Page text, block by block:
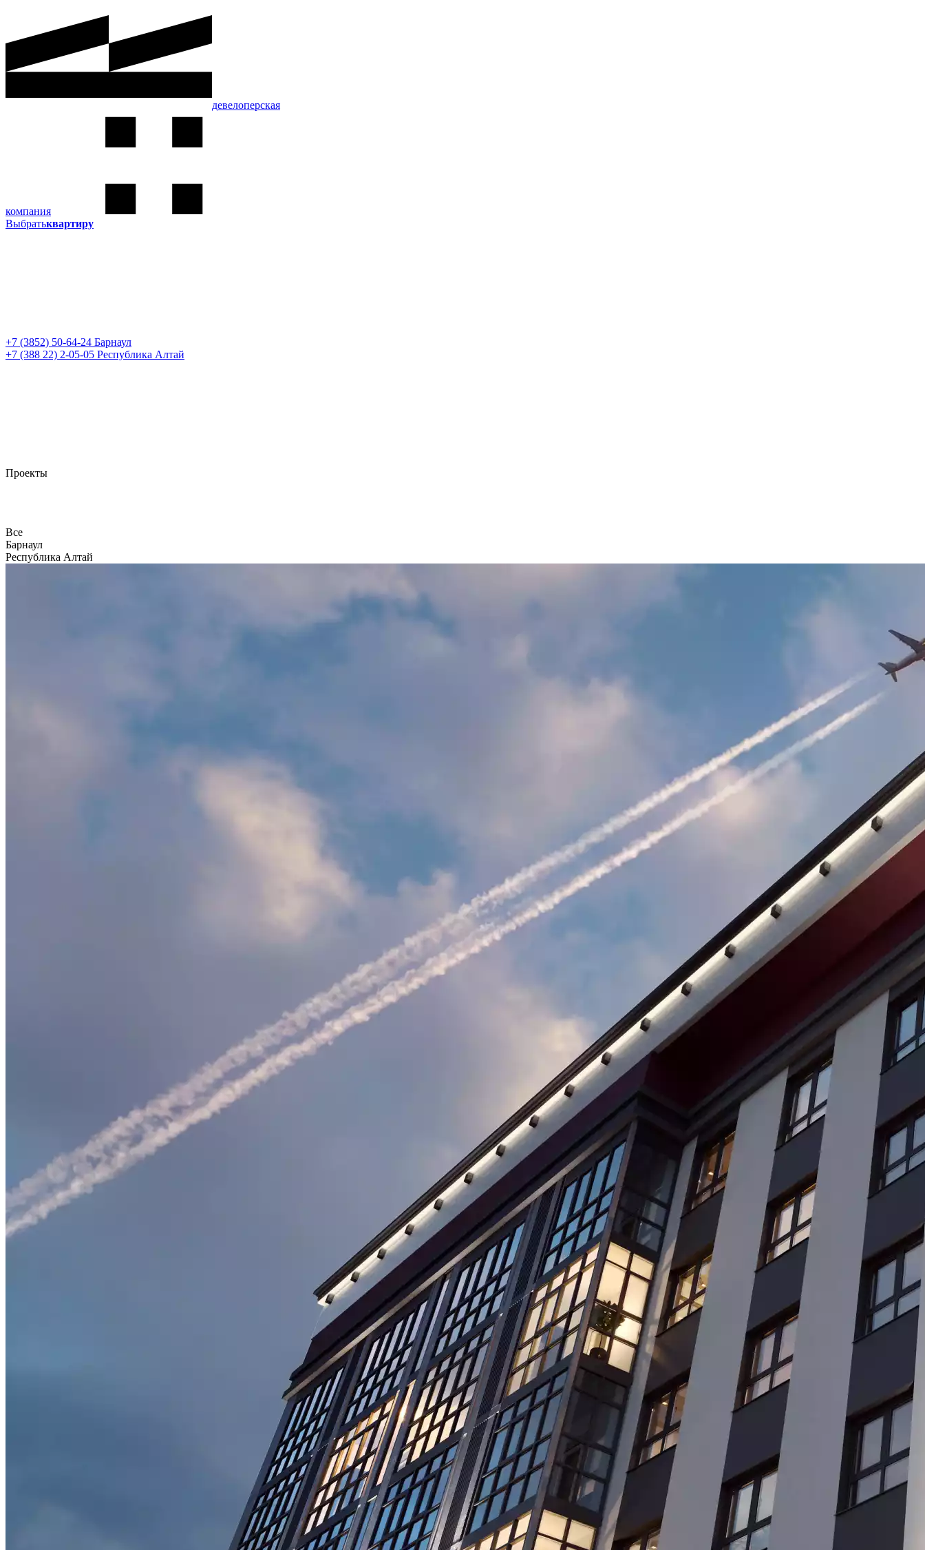
девелоперская
компания
Выбратьквартиру
+7 (3852) 50-64-24 Барнаул
+7 (388 22) 2-05-05 Республика Алтай
Проекты
Все
Барнаул
Республика Алтай